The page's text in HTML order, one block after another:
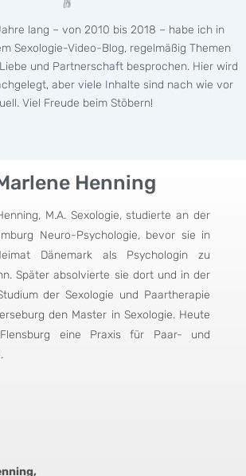
lang – von 2010 bis 2018 – habe ich in
Sexologie-Video-Blog, regelmäßig Themen
und Partnerschaft besprochen. Hier wird
aber viele Inhalte sind nach wie vor
Viel Freude beim Stöbern!
Henning
M.A. Sexologie, studierte an der
Neuro-Psychologie, bevor sie in
Dänemark als Psychologin zu
Später absolvierte sie dort und in der
der Sexologie und Paartherapie
den Master in Sexologie. Heute
eine Praxis für Paar- und